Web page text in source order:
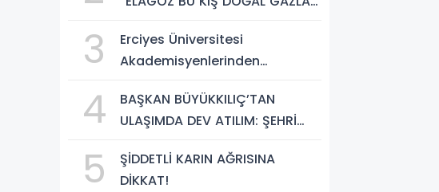
GELECEK SUNUYOR"
DÖNÜŞÜM BAŞLIYOR!”
3
Erciyes Üniversitesi
Akademisyenlerinden
Disleksi Değerlendirmesinde
Yapay Zekâ Dönemi
4
BAŞKAN BÜYÜKKILIÇ’TAN
ULAŞIMDA DEV ATILIM: ŞEHRİ
5
ŞİDDETLİ KARIN AĞRISINA
DİKKAT!